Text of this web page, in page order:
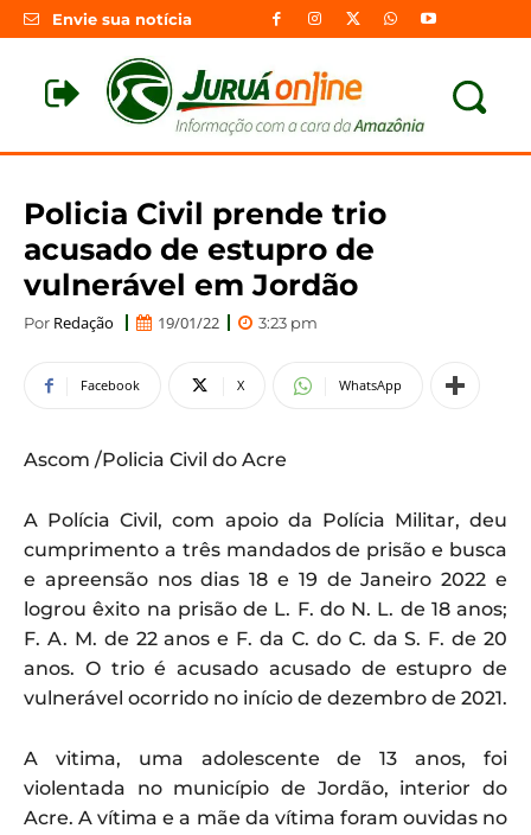
Envie sua notícia
Policia Civil prende trio
acusado de estupro de
vulnerável em Jordão
Por Redação 19/01/22 3:23 pm
Facebook X WhatsApp
Ascom /Policia Civil do Acre
A Polícia Civil, com apoio da Polícia Militar, deu
cumprimento a três mandados de prisão e busca
e apreensão nos dias 18 e 19 de Janeiro 2022 e
logrou êxito na prisão de L. F. do N. L. de 18 anos;
F. A. M. de 22 anos e F. da C. do C. da S. F. de 20
anos. O trio é acusado acusado de estupro de
vulnerável ocorrido no início de dezembro de 2021.
A vitima, uma adolescente de 13 anos, foi
violentada no município de Jordão, interior do
Acre. A vítima e a mãe da vítima foram ouvidas no